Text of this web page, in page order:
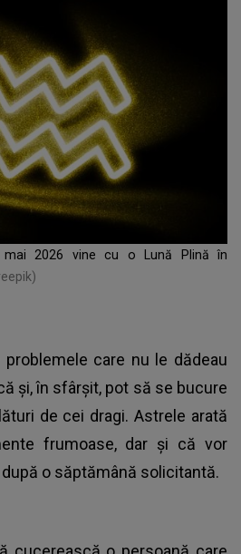
mai 2026 vine cu o Lună Plină în
care nu le dădeau
și, în sfârșit, pot să se bucure
de cei dragi. Astrele arată
frumoase, dar și că vor
o săptămână solicitantă.